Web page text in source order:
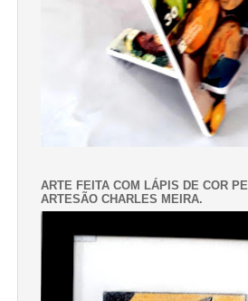
ARTE FEITA COM LÁPIS DE COR
ARTESÃO CHARLES MEIRA.